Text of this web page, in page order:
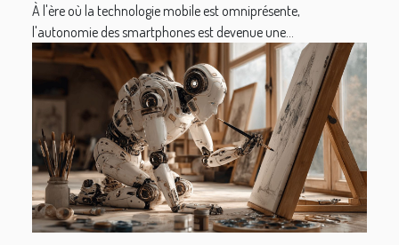
À l'ère où la technologie mobile est omniprésente,
l'autonomie des smartphones est devenue une...